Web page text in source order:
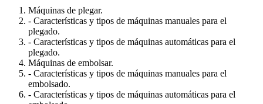
Máquinas de plegar.
- Características y tipos de máquinas manuales para el
plegado.
- Características y tipos de máquinas automáticas para el
plegado.
Máquinas de embolsar.
- Características y tipos de máquinas manuales para el
embolsado.
- Características y tipos de máquinas automáticas para el